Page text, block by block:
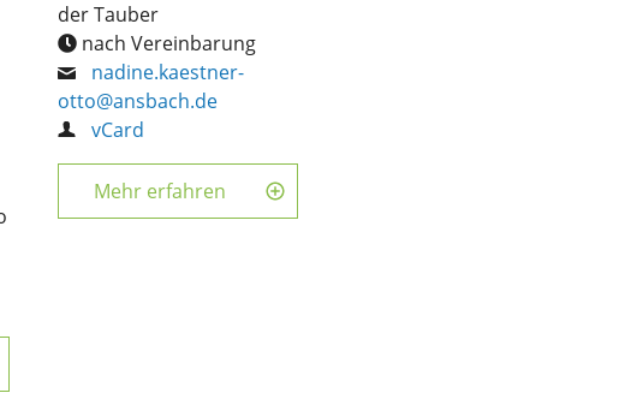
der Tauber
nach Vereinbarung
nadine.kaestner-
otto@ansbach.de
vCard
Mehr erfahren